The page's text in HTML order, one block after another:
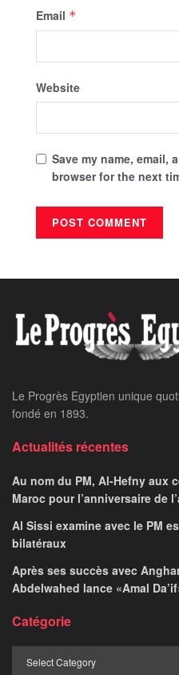
Email *
Website
Save my name, email,
browser for the next
Le Progrès Egyptien unique
fondé en 1893.
Actualités récentes
Au nom du PM, Al-Hefny aux
Maroc pour l’anniversaire de
Al Sissi examine avec le PM
bilatéraux
Après ses succès avec
Abdelwahed lance «Amal
Catégorie